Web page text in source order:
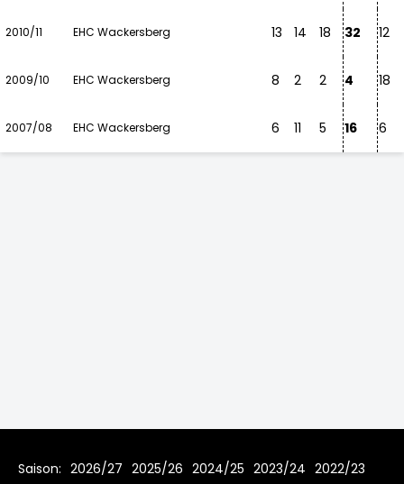
2010/11 EHC Wackersberg 13 14 18 32 12
2009/10 EHC Wackersberg 8 2 2 4 18
2007/08 EHC Wackersberg 6 11 5 16 6
Saison: 2026/27 2025/26 2024/25 2023/24 2022/23